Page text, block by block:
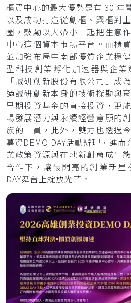
櫃買中心的最大優勢是有 30 年
以及成功打造從創櫃、興櫃到
圈，鼓勵以大帶小一起把生意
中心這個資本市場平台。而櫃
並加強布局中南部優質企業穩
型科技創業孵化加速器與企
「誠研創新股份有限公司」成
過誠研創新本身的技術探勘與
早期投資基金的直接投資，更
場發展潛力與永續經營意願的
族的一員，此外，雙方也透過
募資DEMO DAY活動辦理，進
業政策資源與在地新創育成生
合作下，讓最閃亮的創業新星
DAY舞台上綻放光芒。